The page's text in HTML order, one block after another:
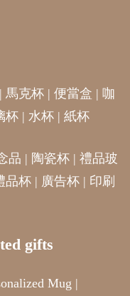
| 馬克杯 | 便當盒 | 咖
杯 | 水杯 | 紙杯
品 | 陶瓷杯 | 禮品玻
品杯 | 廣告杯 | 印刷
gifts
Mug |